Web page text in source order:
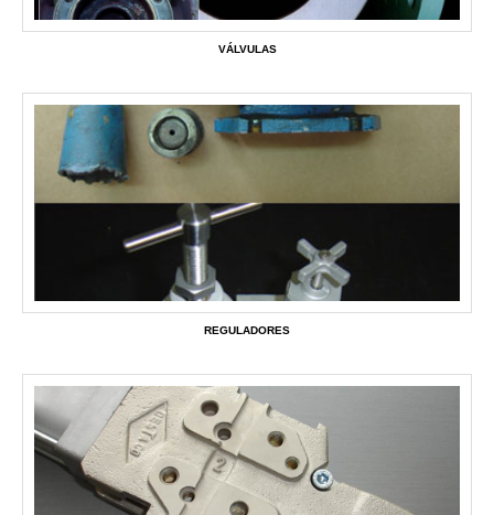
VÁLVULAS
REGULADORES